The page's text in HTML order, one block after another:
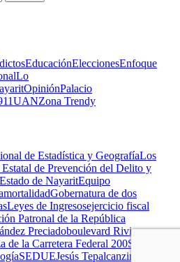
EducaciónEleccionesEnfoque
Lo
OpiniónPalacio
UANZona Trendy
de Estadística y GeografíaLos
de Prevención del Delito y
de NayaritEquipo
mortalidadGobernatura de dos
Leyes de Ingresosejercicio fiscal
Patronal de la República
Preciadoboulevard Riviera
de la Carretera Federal 200Secretaría
SEDUEJesús Tepalcanzint